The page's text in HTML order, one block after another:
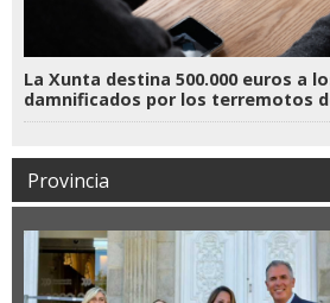
La Xunta destina 500.000 euros a
damnificados por los terremotos
Provincia